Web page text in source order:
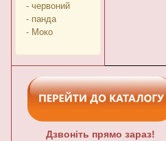
- червоний
- панда
- Моко
Дзвоніть прямо зараз!